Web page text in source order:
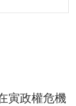
寅政權危機